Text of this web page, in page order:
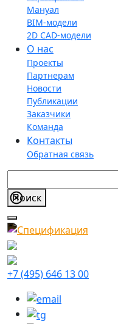
Мануал
BIM-модели
2D CAD-модели
О нас
Проекты
Партнерам
Новости
Публикации
Заказчики
Команда
Контакты
Обратная связь
+7 (495) 646 13 00